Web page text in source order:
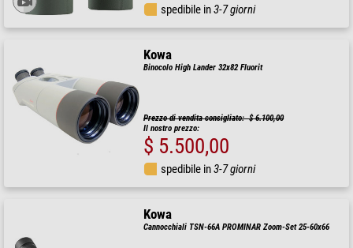
spedibile in3-7 giorni
Kowa
Binocolo High Lander 32x82 Fluorit
Prezzo di vendita consigliato: $ 6.100,00
Il nostro prezzo:
$ 5.500,00
spedibile in3-7 giorni
Kowa
Cannocchiali TSN-66A PROMINAR Zoom-Set 25-60x66